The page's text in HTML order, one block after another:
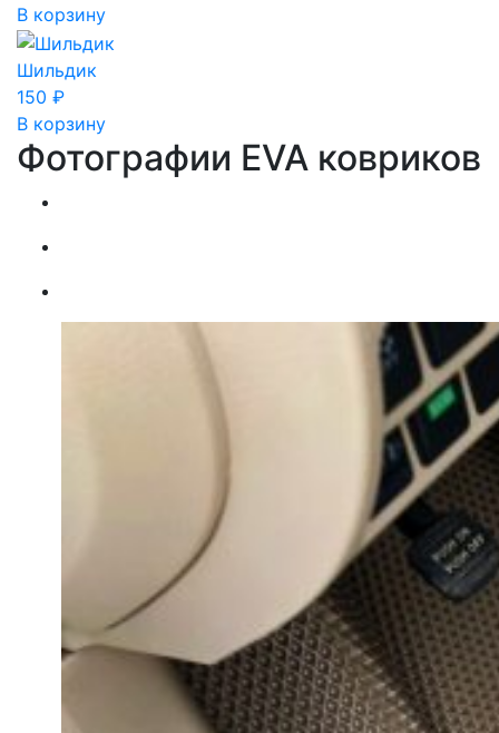
В корзину
Шильдик
150 ₽
В корзину
Фотографии EVA ковриков